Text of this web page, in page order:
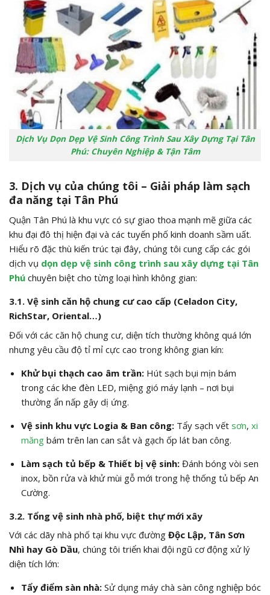
Dịch Vụ Dọn Dẹp Vệ Sinh Công Trình Sau Xây Dựng Tại Tân
Phú: Chuyên Nghiệp & Tận Tâm
3. Dịch vụ của chúng tôi – Giải pháp làm sạch
đa năng tại Tân Phú
Quận Tân Phú là khu vực có sự giao thoa mạnh mẽ giữa các
khu đại đô thị hiện đại và các tuyến phố kinh doanh sầm uất.
Hiểu rõ đặc thù kiến trúc tại đây, chúng tôi cung cấp các gói
dịch vụ dọn dẹp vệ sinh công trình sau xây dựng tại Tân
Phú chuyên biệt cho từng loại hình không gian:
3.1. Vệ sinh căn hộ chung cư cao cấp (Celadon City,
RichStar, Oriental…)
Đối với các căn hộ chung cư, diện tích thường không quá lớn
nhưng yêu cầu độ tỉ mỉ cực cao trong không gian kín:
Khử bụi thạch cao âm trần:Hút sạch bụi mịn bám
trong các khe đèn LED, miệng gió máy lạnh – nơi bụi
thường ẩn nấp gây dị ứng.
Vệ sinh khu vực Logia & Ban công:Tẩy sạch vết sơn, xi
măngbám trên lan can sắt và gạch ốp lát ban công.
Làm sạch tủ bếp & Thiết bị vệ sinh:Đánh bóng vòi sen
inox, bồn rửa và khử mùi gỗ mới trong hệ thống tủ bếp An
Cường.
3.2. Tổng vệ sinh nhà phố, biệt thự mới xây
Với các dãy nhà phố tại khu vực đường Độc Lập, Tân Sơn
Nhì hay Gò Dầu, chúng tôi triển khai đội ngũ cơ động xử lý
diện tích lớn:
Tẩy điểm sàn nhà:Sử dụng máy chà sàn công nghiệp bóc